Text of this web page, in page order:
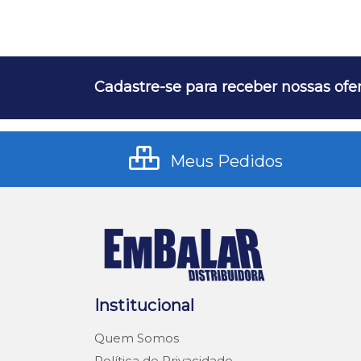
Cadastre-se para receber nossas
Meus Pedidos
Institucional
Quem Somos